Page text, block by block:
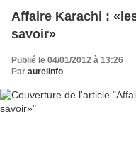
Affaire Karachi :
savoir»
Publié le 04/01/2012 à 13:26
Par aurelinfo